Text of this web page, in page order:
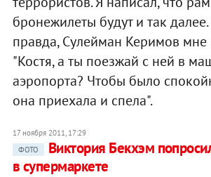
бронежилеты будут и так
правда, Сулейман Керимов
"Костя, а ты поезжай с ней в
аэропорта? Чтобы было
она приехала и спела".
17 ноября 2011, 17:29
ФОТО
Виктория Бекхэм
в супермаркете